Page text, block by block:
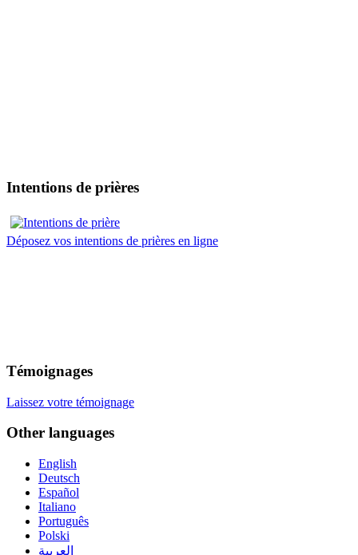
Intentions de prières
Déposez vos intentions de prières en ligne
Témoignages
Laissez votre témoignage
Other languages
English
Deutsch
Español
Italiano
Português
Polski
العربية